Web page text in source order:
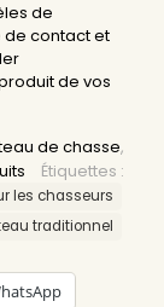
de
de contact et
de vos
de chasse,
Étiquettes :
les chasseurs
traditionnel